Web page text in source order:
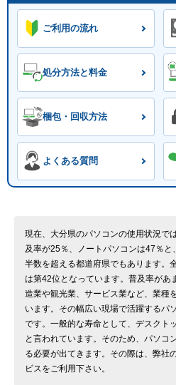
ご利用の流れ
処分方法と料金
梱包・回収方法
よくある質問
現在、大分県のパソコンの使用状況で
及率が25％、ノートパソコンは47％
半数を超える都道府県でもあります。
は第42位となっています。普及率があ
造業や観光業、サービス業など、業種
います。その幅広い現場で活躍するパ
です。一般的な寿命として、デスクト
と言われています。そのため、パソコ
る必要が出てきます。その際は、弊社
ビスをご利用下さい。